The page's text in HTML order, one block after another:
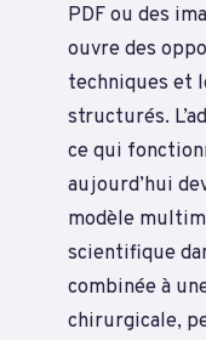
PDF ou des
ouvre des
techniques et
structurés.
ce qui
aujourd’hui
modèle
scientifique
combinée à
chirurgicale,